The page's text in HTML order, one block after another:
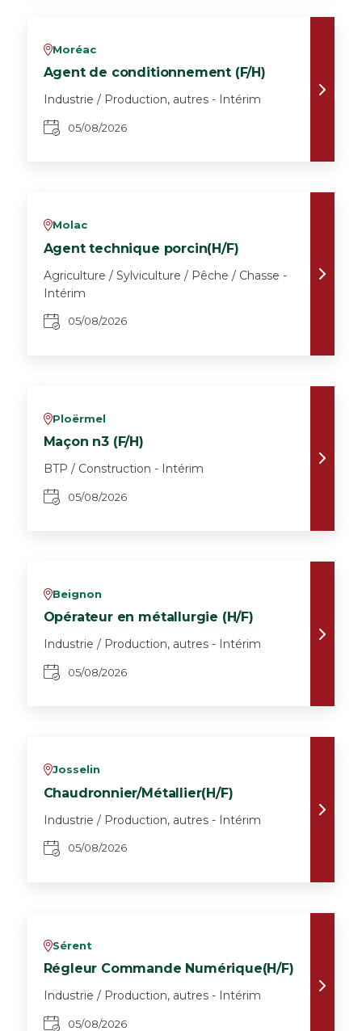
vMoréac
Agent de conditionnement (F/H)
Industrie / Production, autres - Intérim
05/08/2026
vMolac
Agent technique porcin(H/F)
Agriculture / Sylviculture / Pêche / Chasse -
Intérim
05/08/2026
vPloërmel
Maçon n3 (F/H)
BTP / Construction - Intérim
05/08/2026
vBeignon
Opérateur en métallurgie (H/F)
Industrie / Production, autres - Intérim
05/08/2026
vJosselin
Chaudronnier/Métallier(H/F)
Industrie / Production, autres - Intérim
05/08/2026
vSérent
Régleur Commande Numérique(H/F)
Industrie / Production, autres - Intérim
05/08/2026